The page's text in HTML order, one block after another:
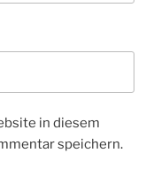
in diesem
speichern.